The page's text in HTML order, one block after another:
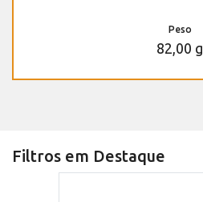
Peso
82,00 g
Filtros em Destaque